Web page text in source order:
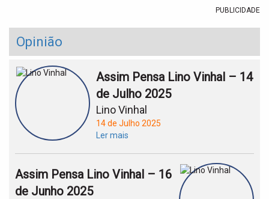
PUBLICIDADE
Opinião
Assim Pensa Lino Vinhal – 14
de Julho 2025
Lino Vinhal
14 de Julho 2025
Ler mais
Assim Pensa Lino Vinhal – 16
de Junho 2025